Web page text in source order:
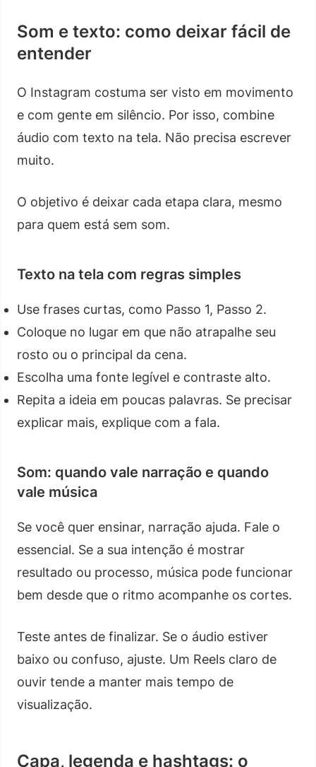
Som e texto: como deixar fácil de
entender
O Instagram costuma ser visto em movimento
e com gente em silêncio. Por isso, combine
áudio com texto na tela. Não precisa escrever
muito.
O objetivo é deixar cada etapa clara, mesmo
para quem está sem som.
Texto na tela com regras simples
Use frases curtas, como Passo 1, Passo 2.
Coloque no lugar em que não atrapalhe seu
rosto ou o principal da cena.
Escolha uma fonte legível e contraste alto.
Repita a ideia em poucas palavras. Se precisar
explicar mais, explique com a fala.
Som: quando vale narração e quando
vale música
Se você quer ensinar, narração ajuda. Fale o
essencial. Se a sua intenção é mostrar
resultado ou processo, música pode funcionar
bem desde que o ritmo acompanhe os cortes.
Teste antes de finalizar. Se o áudio estiver
baixo ou confuso, ajuste. Um Reels claro de
ouvir tende a manter mais tempo de
visualização.
Capa, legenda e hashtags: o